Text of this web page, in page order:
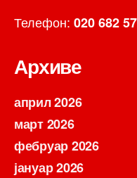
Телефон: 020 682
Архиве
април 2026
март 2026
фебруар 2026
јануар 2026